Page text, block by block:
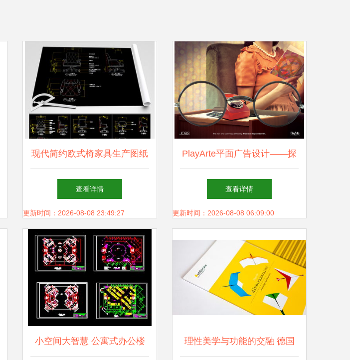
现代简约欧式椅家具生产图纸
合集 | 三视图&下单设计图下
载（4.41MB）
查看详情
更新时间：2026-08-08 23:49:27
PlayArte平面广告设计——探
索艺术与创意的视觉盛宴
查看详情
更新时间：2026-08-08 06:09:00
小空间大智慧 公寓式办公楼 理性美学与功能的交融 德国